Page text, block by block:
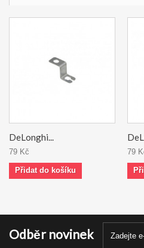
DeLonghi...
79 Kč
Přidat do košíku
79
Odběr novinek